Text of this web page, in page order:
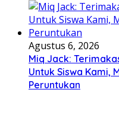
Agustus 6, 2026
Miq Jack:
Untuk Siswa Kami,
Peruntukan